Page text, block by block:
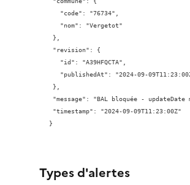
   "code": "76734",
   "nom": "Vergetot"
},
"revision": {
   "id": "A39HFQCTA",
"publishedAt": "2024-09-
},
"message": "BAL bloquée - updateDate
"timestamp": "2024-09-09T11:23:00Z"
}
Types d'alertes